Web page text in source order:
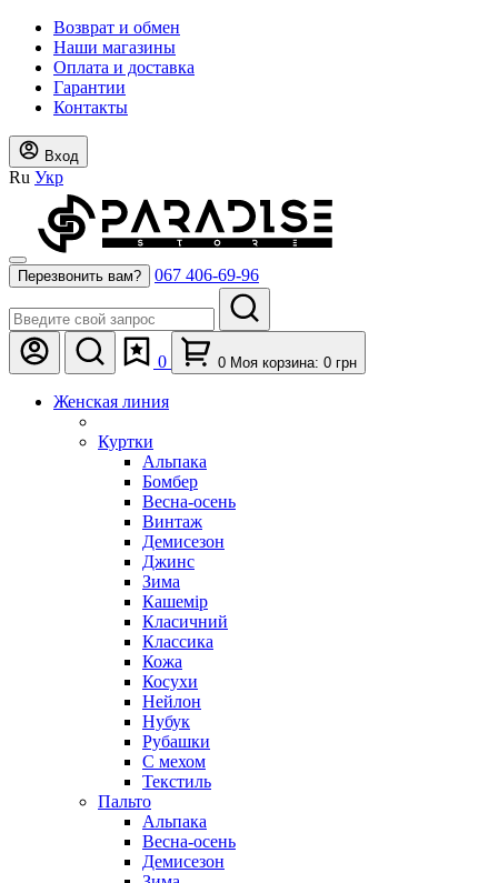
Возврат и обмен
Наши магазины
Оплата и доставка
Гарантии
Контакты
Вход
Ru Укр
Перезвонить вам? 067 406-69-96
0 0 Моя корзина: 0 грн
Женская линия
Куртки
Альпака
Бомбер
Весна-осень
Винтаж
Демисезон
Джинс
Зима
Кашемір
Класичний
Классика
Кожа
Косухи
Нейлон
Нубук
Рубашки
С мехом
Текстиль
Пальто
Альпака
Весна-осень
Демисезон